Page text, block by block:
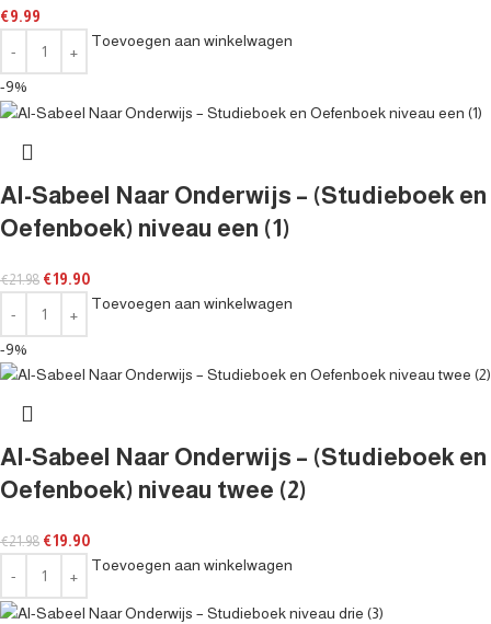
€9.99
Toevoegen aan winkelwagen
-9%
Al-Sabeel Naar Onderwijs – (Studieboek en
Oefenboek) niveau een (1)
€21.98 €19.90
Toevoegen aan winkelwagen
-9%
Al-Sabeel Naar Onderwijs – (Studieboek en
Oefenboek) niveau twee (2)
€21.98 €19.90
Toevoegen aan winkelwagen